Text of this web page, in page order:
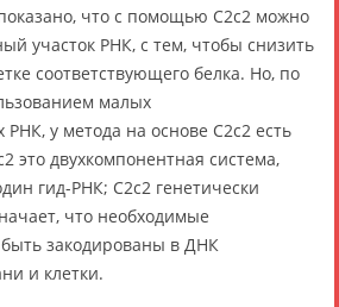
что с помощью C2c2 можно
участок РНК, с тем, чтобы снизить
соответствующего белка. Но, по
малых
у метода на основе C2c2 есть
это двухкомпонентная система,
гид-РНК; C2c2 генетически
что необходимые
закодированы в ДНК
и клетки.